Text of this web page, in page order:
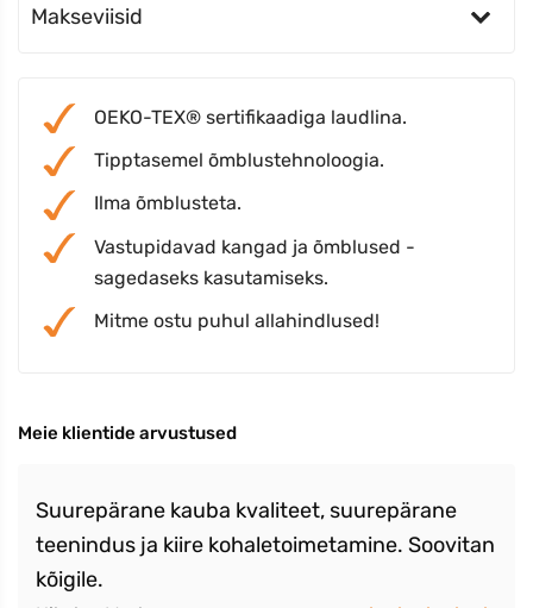
Makseviisid
OEKO-TEX® sertifikaadiga laudlina.
Tipptasemel õmblustehnoloogia.
Ilma õmblusteta.
Vastupidavad kangad ja õmblused -
sagedaseks kasutamiseks.
Mitme ostu puhul allahindlused!
Meie klientide arvustused
Suurepärane kauba kvaliteet, suurepärane
teenindus ja kiire kohaletoimetamine. Soovitan
kõigile.